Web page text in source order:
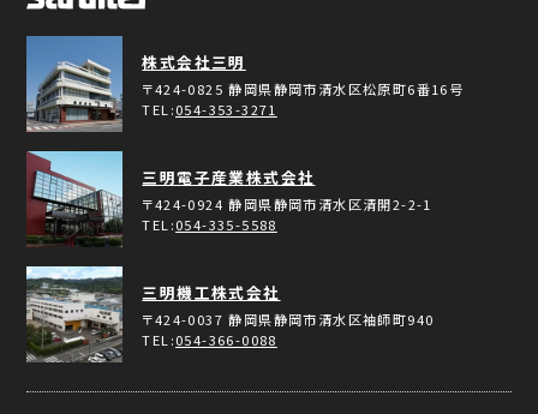
株式会社三明
〒424-0825静岡県静岡市清水区松原町6番16号
TEL:054-353-3271
三明電子産業株式会社
〒424-0924静岡県静岡市清水区清開2-2-1
TEL:054-335-5588
三明機工株式会社
〒424-0037静岡県静岡市清水区袖師町940
TEL:054-366-0088